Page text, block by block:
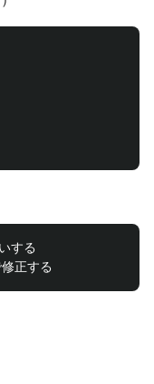
する